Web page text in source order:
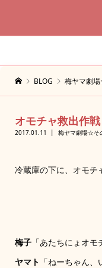
BLOG 梅ヤマ劇
オモチャ救出作戦
2017.01.11 梅ヤマ劇場☆そ
冷蔵庫の下に、オモチ
梅子「あたちにょオモ
ヤマト 「ねーちゃん